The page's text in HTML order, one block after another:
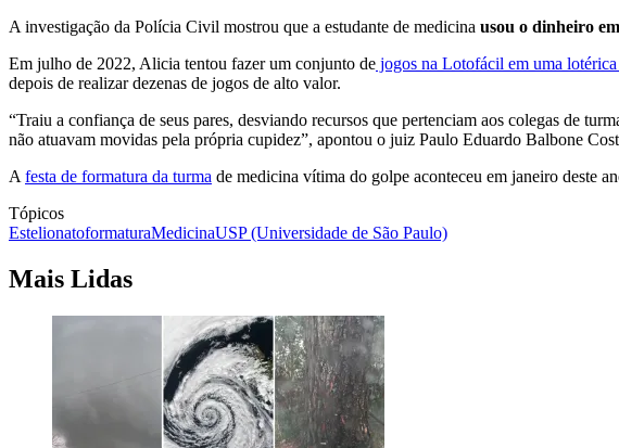
A investigação da Polícia Civil mostrou que a estudante de medicina usou o dinheiro
Em julho de 2022, Alicia tentou fazer um conjunto de jogos na Lotofácil em uma
depois de realizar dezenas de jogos de alto valor.
“Traiu a confiança de seus pares, desviando recursos que pertenciam aos colegas de
não atuavam movidas pela própria cupidez”, apontou o juiz Paulo Eduardo Balbone
A festa de formatura da turma de medicina vítima do golpe aconteceu em janeiro deste
Tópicos
EstelionatoformaturaMedicinaUSP (Universidade de São Paulo)
Mais Lidas